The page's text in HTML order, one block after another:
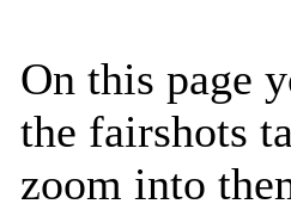
On this page
the fairshots
zoom into